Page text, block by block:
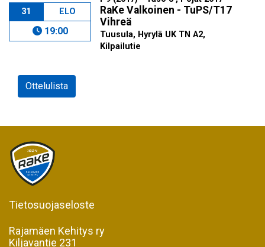
31 ELO
19:00
RaKe Valkoinen - TuPS/T17
Vihreä
Tuusula, Hyrylä UK TN A2,
Kilpailutie
Ottelulista
Tietosuojaseloste
Rajamäen Kehitys ry
Kiljavantie 231